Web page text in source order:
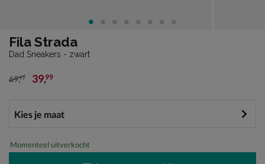
Fila Strada
Dad Sneakers - zwart
van € 69,99 voor € 39,99
69,99 39,99
Momenteel uitverkocht